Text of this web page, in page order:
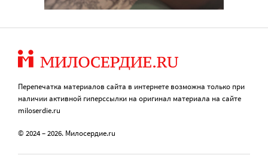
Перепечатка материалов сайта в интернете возможна только при
наличии активной гиперссылки на оригинал материала на сайте
miloserdie.ru
© 2024 – 2026. Милосердие.ru